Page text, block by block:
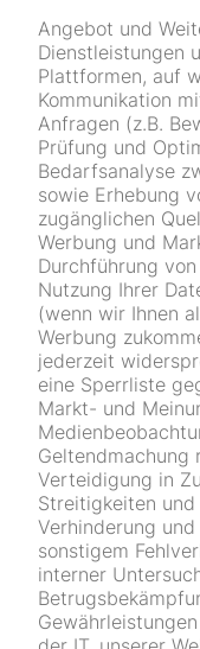
Angebot und
Dienstleistungen
Plattformen, auf
Kommunikation
Anfragen (z.B.
Prüfung und
Bedarfsanalyse
sowie Erhebung
zugänglichen
Werbung und
Durchführung
Nutzung Ihrer
(wenn wir Ihnen
Werbung
jederzeit
eine Sperrliste
Markt- und
Geltendmachung
Verteidigung in
Streitigkeiten
Verhinderung
sonstigem
interner